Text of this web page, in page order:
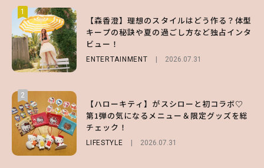
1
【森香澄】理想のスタイルはどう作る？体型
キープの秘訣や夏の過ごし方など独占インタ
ビュー！
ENTERTAINMENT 2026.07.31
2
【ハローキティ】がスシローと初コラボ♡
第1弾の気になるメニュー＆限定グッズを総
チェック！
LIFESTYLE 2026.07.31
1
【ハローキティ】がスシローと初コラボ♡
第1弾の気になるメニュー＆限定グッズを総
チェック！
LIFESTYLE 2026.07.31
2
【齋藤飛鳥】人生初のロブに！「意外としっ
くりくるし、すごく新鮮で心地いい」ヘアカ
ットの様子を独占でお届け♡
ENTERTAINMENT 2026.07.30
1
【SNIDEL】長濱ねるとロマンティックトラ
ッドな秋はじめ｜2026秋の新作コーデ4選
2
【付録】総柄ハローキティが可愛すぎ♡ 紀
ノ国屋コラボの“優秀保冷バッグ”は夏の強
い味方！【オトナミューズ9月号増刊】
FUROKU 2026.07.12